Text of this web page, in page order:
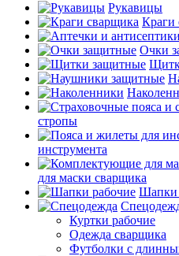
Рукавицы
Краги
Очки
стропы
инструмента
для маски сварщика
Шапки
Куртки рабочие
Одежда сварщика
Футболки с